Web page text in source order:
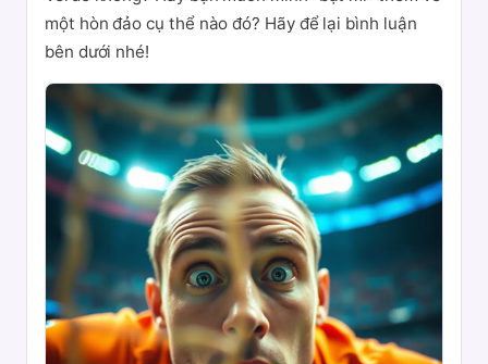
một hòn đảo cụ thể nào đó? Hãy để lại bình luận
bên dưới nhé!